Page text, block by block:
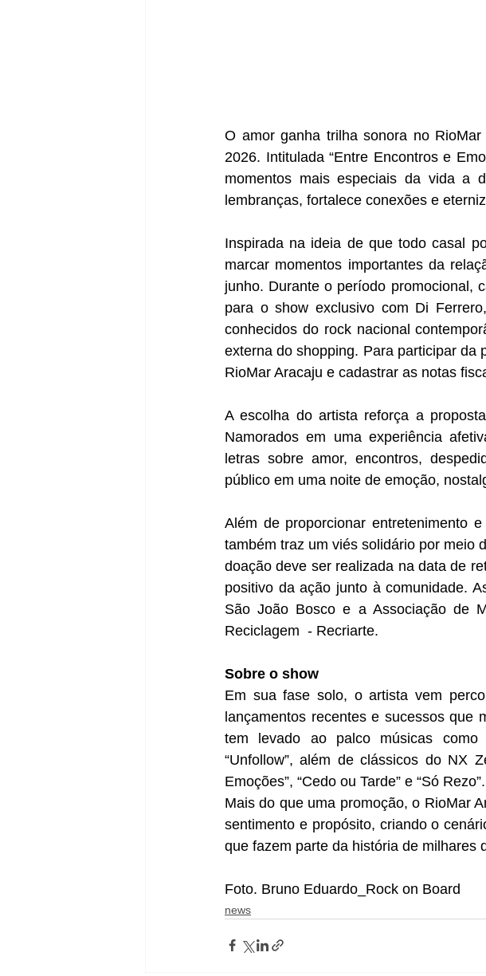
O amor ganha trilha sonora no
2026. Intitulada “Entre Encontros e
momentos mais especiais da vida a
lembranças, fortalece conexões e
Inspirada na ideia de que todo casal
marcar momentos importantes da
junho. Durante o período promocional,
para o show exclusivo com Di
conhecidos do rock nacional
externa do shopping. Para participar da
RioMar Aracaju e cadastrar as notas
A escolha do artista reforça a
Namorados em uma experiência
letras sobre amor, encontros,
público em uma noite de emoção,
Além de proporcionar entretenimento
também traz um viés solidário por meio
doação deve ser realizada na data de
positivo da ação junto à comunidade.
São João Bosco e a Associação de
Reciclagem  - Recriarte.
Sobre o show
Em sua fase solo, o artista vem
lançamentos recentes e sucessos que
tem levado ao palco músicas como
“Unfollow”, além de clássicos do NX
Emoções”, “Cedo ou Tarde” e “Só Rezo”.
Mais do que uma promoção, o RioMar
sentimento e propósito, criando o
que fazem parte da história de milhares
Foto. Bruno Eduardo_Rock on Board
news